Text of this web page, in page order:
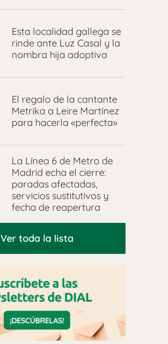
Esta localidad gallega se
rinde ante Luz Casal y la
nombra hija adoptiva
El regalo de la cantante
Metrika a Leire Martínez
para hacerla «perfecta»
La Línea 6 de Metro de
Madrid echa el cierre:
paradas afectadas,
servicios sustitutivos y
fecha de reapertura
Ver toda la lista